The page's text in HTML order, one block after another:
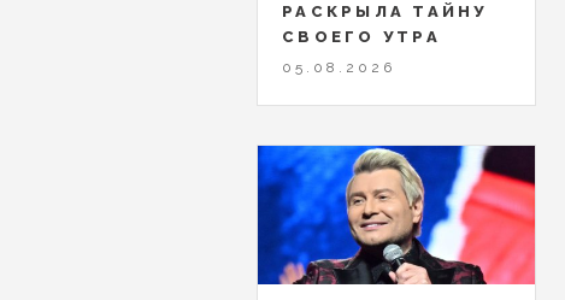
РАСКРЫЛА ТАЙНУ
СВОЕГО УТРА
05.08.2026